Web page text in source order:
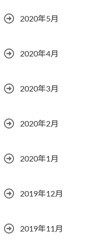
2020年5月
2020年4月
2020年3月
2020年2月
2020年1月
2019年12月
2019年11月